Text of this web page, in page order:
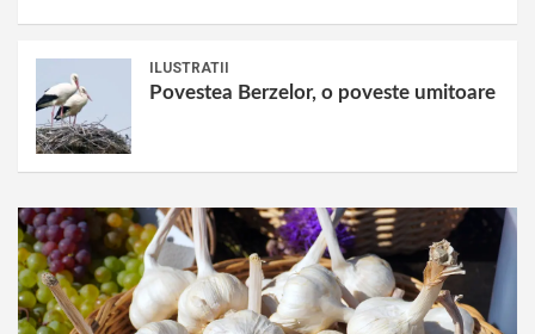
ILUSTRATII
Povestea Berzelor, o poveste umitoare